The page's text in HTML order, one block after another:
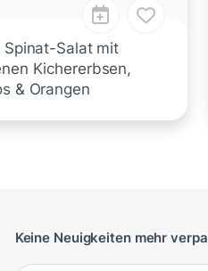
Spinat-Salat mit
Kichererbsen,
& Orangen
Keine Neuigkeiten mehr